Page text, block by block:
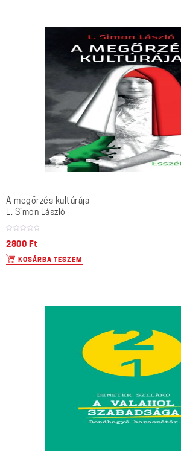
A megőrzés kultúrája
L. Simon László
2800 Ft
KOSÁRBA TESZEM